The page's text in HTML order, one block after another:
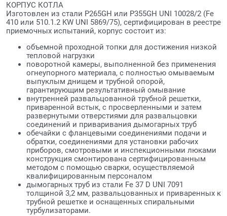
КОРПУС КОТЛА
Изготовлен из стали P265GH или P355GH UNI 10028/2 (Fe
410 или 510.1.2 KW UNI 5869/75), сертифицирован в реестре
приемочных испытаний, корпус состоит из:
объемной проходной топки для достижения низкой
тепловой нагрузки
поворотной камеры, выполненной без применения
огнеупорного материала, с полностью омываемым
выпуклым днищем и трубной опорой,
гарантирующим результативный омывание
внутренней развальцованной трубной решетки,
приваренной встык, с просверленными и затем
развернутыми отверстиями для развальцовки
соединений и приваривания дымогарных труб
обечайки с фланцевыми соединениями подачи и
обратки, соединениями для установки рабочих
приборов, смотровыми и инспекционными люками
конструкция смонтирована сертифицированным
методом с помощью сварки, осуществляемой
квалифицированным персоналом
дымогарных труб из стали Fe 37 D UNI 7091
толщиной 3,2 мм, развальцованных и приваренных к
трубной решетке и оснащенных спиральными
турбулизаторами.